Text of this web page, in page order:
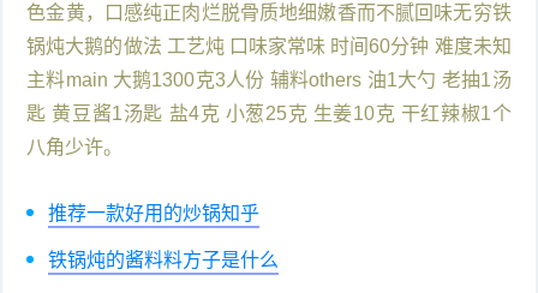
色金黄，口感纯正肉烂脱骨质地细嫩香而不腻回味无穷铁
锅炖大鹅的做法 工艺炖 口味家常味 时间60分钟 难度未知
主料main 大鹅1300克3人份 辅料others 油1大勺 老抽1汤
匙 黄豆酱1汤匙 盐4克 小葱25克 生姜10克 干红辣椒1个
八角少许。
推荐一款好用的炒锅知乎
铁锅炖的酱料料方子是什么